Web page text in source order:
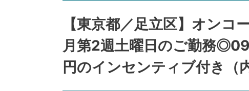
【東京都／足立区】オン
月第2週土曜日のご勤務
円のインセンティブ付き（